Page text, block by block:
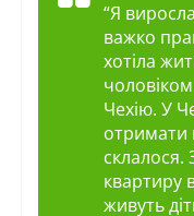
“Я
важко
хотіла
Чехію. У
отримати
склалося.
квартиру
живуть